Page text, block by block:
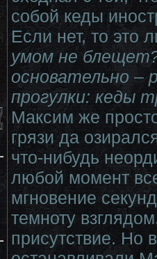
собой кеды
Если нет, то это
умом не
основательно –
прогулки: кеды
Максим же
грязи да
что-нибудь
любой момент
мгновение
темноту
присутствие. Но